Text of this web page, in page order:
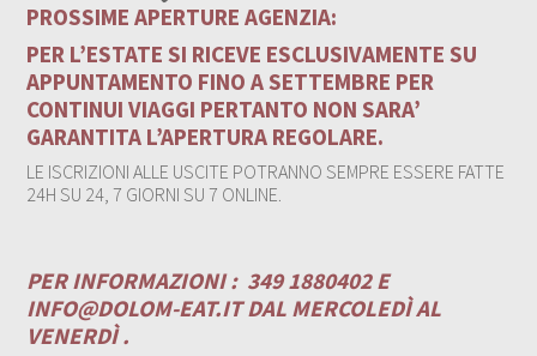
PROSSIME APERTURE AGENZIA:
PER L’ESTATE SI RICEVE ESCLUSIVAMENTE SU
APPUNTAMENTO FINO A SETTEMBRE PER
CONTINUI VIAGGI PERTANTO NON SARA’
GARANTITA L’APERTURA REGOLARE.
LE ISCRIZIONI ALLE USCITE POTRANNO SEMPRE ESSERE FATTE
24H SU 24, 7 GIORNI SU 7 ONLINE.
PER INFORMAZIONI : 349 1880402 E
INFO@DOLOM-EAT.ITDAL MERCOLEDÌ AL
VENERDÌ .